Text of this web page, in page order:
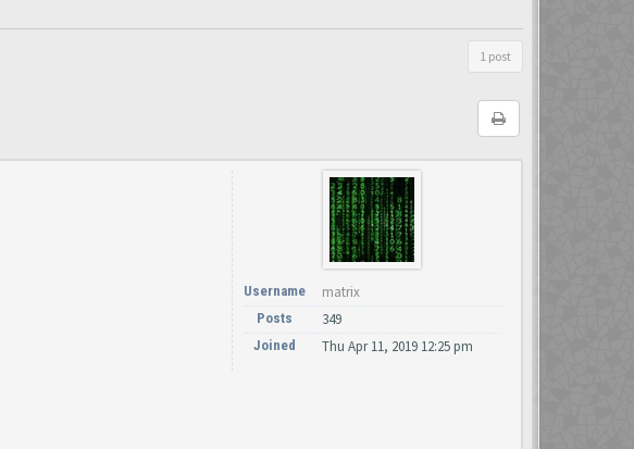
1 post
Username matrix
Posts 349
Joined Thu Apr 11, 2019 12:25 pm